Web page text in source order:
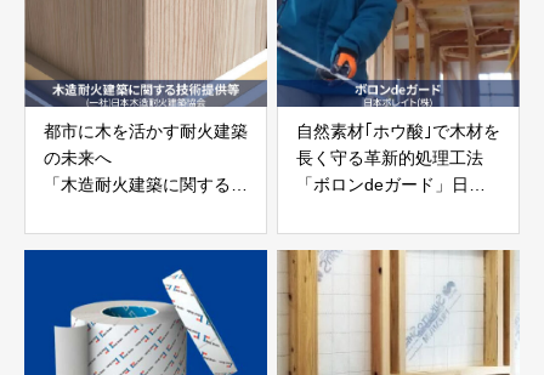
都市に木を活かす耐火建築
の未来へ
「木造耐火建築に関する技
本木造耐火建築協会
自然素材｢ホウ酸｣で木材を
長く守る革新的処理工法
「ボロンdeガード」日本